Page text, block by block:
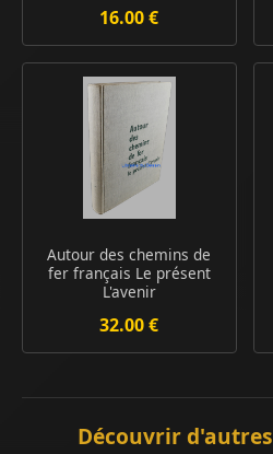
16.00 €
Autour des chemins de
fer français Le présent
L'avenir
32.00 €
Découvrir